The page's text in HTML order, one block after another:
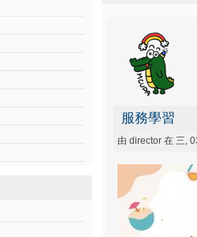
服務學習
由 director在 三,